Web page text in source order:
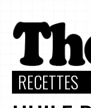
RECETTES